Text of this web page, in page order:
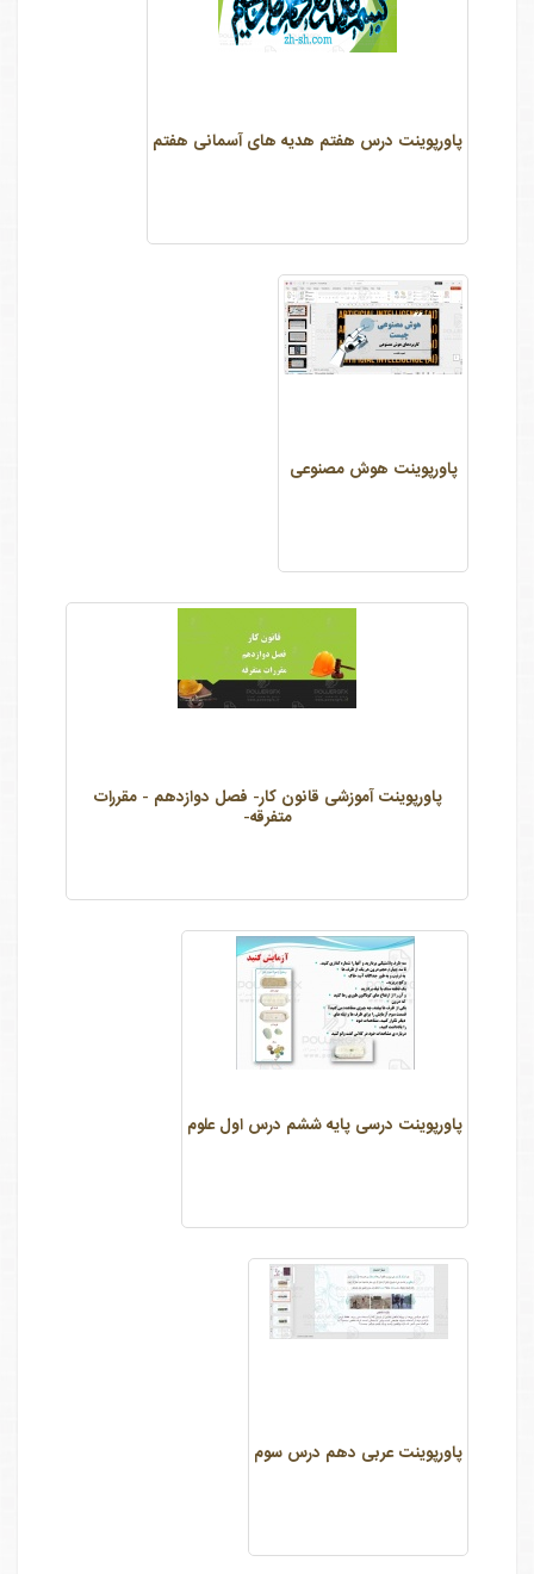
پاورپوینت درس هفتم هدیه های آسمانی هفتم
پاورپوینت هوش مصنوعی
پاورپوینت آموزشی قانون کار- فصل دوازدهم - مقررات
متفرقه-
پاورپوینت درسی پایه ششم درس اول علوم
پاورپوینت عربی دهم درس سوم